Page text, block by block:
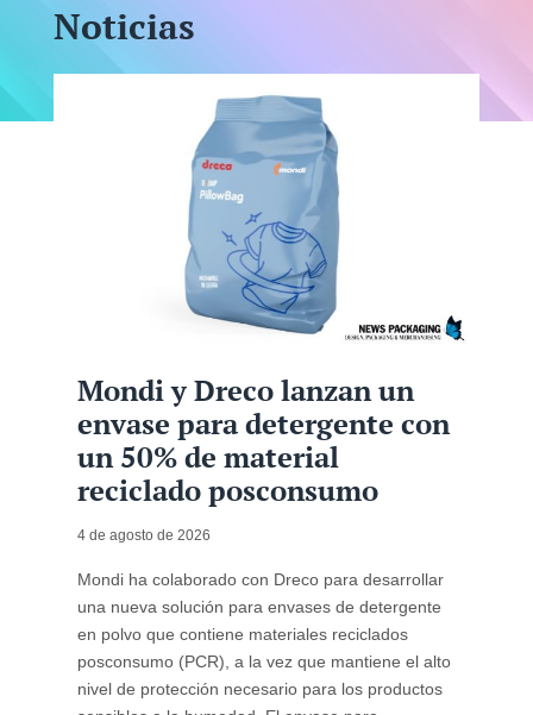
Noticias
Mondi y Dreco lanzan un
envase para detergente con
un 50% de material
reciclado posconsumo
4 de agosto de 2026
Mondi ha colaborado con Dreco para desarrollar
una nueva solución para envases de detergente
en polvo que contiene materiales reciclados
posconsumo (PCR), a la vez que mantiene el alto
nivel de protección necesario para los productos